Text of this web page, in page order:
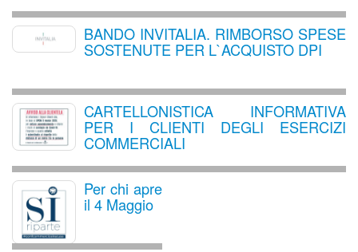
BANDO INVITALIA. RIMBORSO SPESE
SOSTENUTE PER L`ACQUISTO DPI
CARTELLONISTICA INFORMATIVA
PER I CLIENTI DEGLI ESERCIZI
COMMERCIALI
Per chi apre
il 4 Maggio